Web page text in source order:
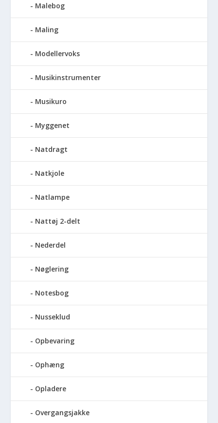
Malebog
Maling
Modellervoks
Musikinstrumenter
Musikuro
Myggenet
Natdragt
Natkjole
Natlampe
Nattøj 2-delt
Nederdel
Nøglering
Notesbog
Nusseklud
Opbevaring
Ophæng
Opladere
Overgangsjakke